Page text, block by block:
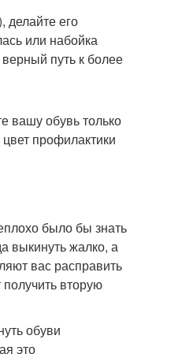
делайте его
или набойка
путь к более
вашу обувь только
профилактики
было бы знать
выкинуть жалко, а
вас расправить
вторую
обуви
это